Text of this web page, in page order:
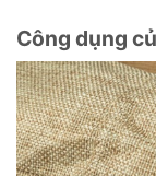
Công dụng